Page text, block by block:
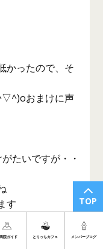
TOP
院ガイド とりっちカフェ メンバーブログ
かったので、そ
おまけに声
たいですが・・
す